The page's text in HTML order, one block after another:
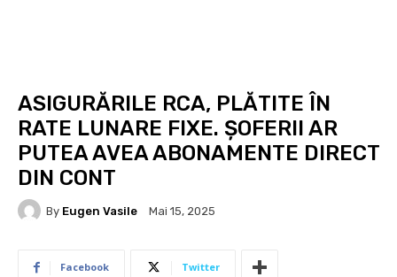
ASIGURĂRILE RCA, PLĂTITE ÎN
RATE LUNARE FIXE. ȘOFERII AR
PUTEA AVEA ABONAMENTE DIRECT
DIN CONT
By Eugen Vasile Mai 15, 2025
Facebook Twitter